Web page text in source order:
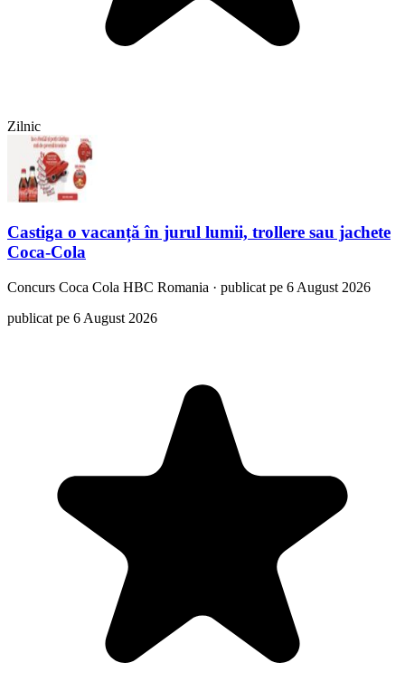
Zilnic
Castiga o vacanță în jurul lumii, trollere sau jachete
Coca-Cola
Concurs Coca Cola HBC Romania · publicat pe 6 August 2026
publicat pe 6 August 2026